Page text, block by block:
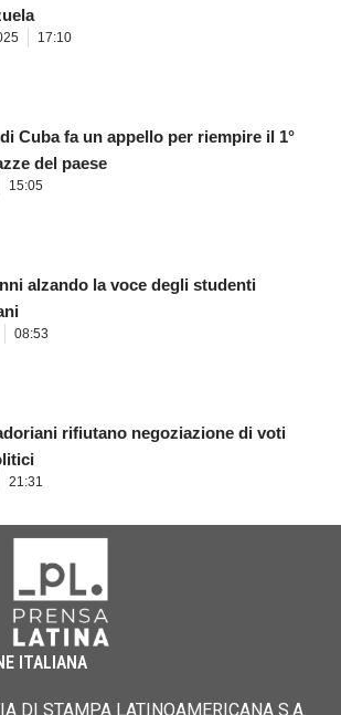
17:10
Cuba fa un appello per riempire il 1°
del paese
15:05
alzando la voce degli studenti
08:53
rifiutano negoziazione di voti
21:31
ITALIANA
DI STAMPA LATINOAMERICANA S.A.